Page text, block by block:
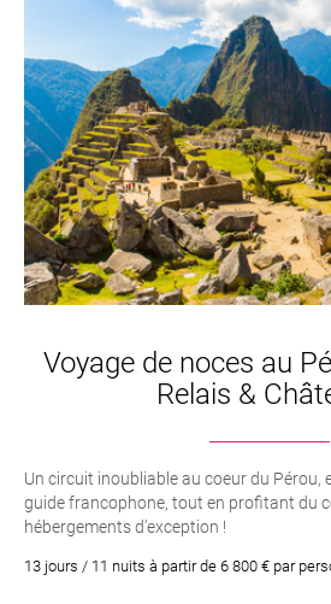
Voyage de noces au
Relais &
Un circuit inoubliable au coeur du Pérou,
guide francophone, tout en profitant du
hébergements d’exception !
13 jours / 11 nuits à partir de 6 800 € par